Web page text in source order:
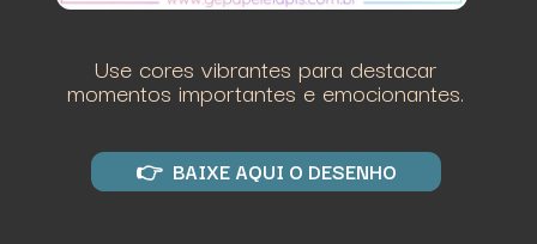
Use cores vibrantes para destacar
momentos importantes e emocionantes.
👉 BAIXE AQUI O DESENHO